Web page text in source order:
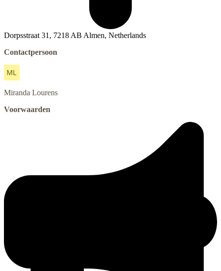
Dorpsstraat 31, 7218 AB Almen, Netherlands
Contactpersoon
Miranda Lourens
Voorwaarden